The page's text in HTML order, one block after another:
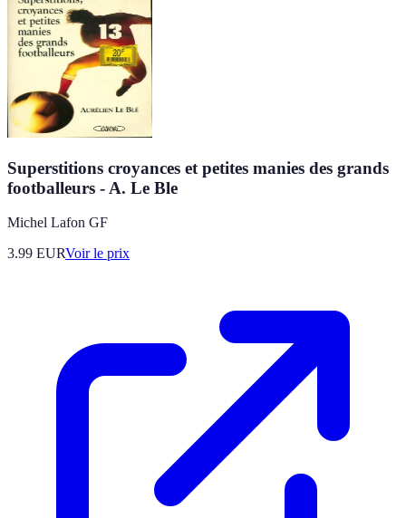
Superstitions croyances et petites manies des grands
footballeurs - A. Le Ble
Michel Lafon GF
3.99 EURVoir le prix